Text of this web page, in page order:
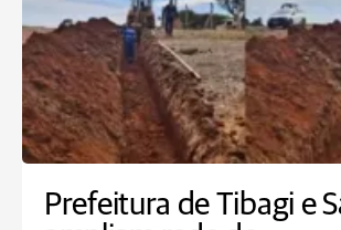
Prefeitura de Tibagi e